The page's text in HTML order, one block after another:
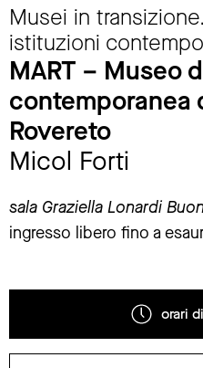
Musei in
istituzioni
MART – Museo
contemporanea
Rovereto
Micol Forti
sala Graziella Lonardi
ingresso libero fino a
orari